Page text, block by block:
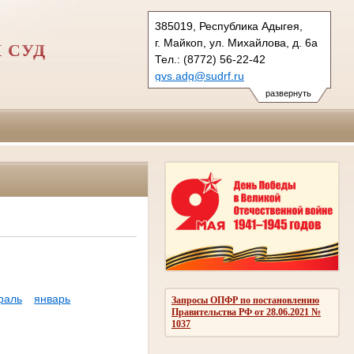
развернуть
385019, Республика Адыгея,
г. Майкоп, ул. Михайлова, д. 6а
Тел.: (8772) 56-22-42
gvs.adg@sudrf.ru
Запросы ОПФР по постановлению
Правительства РФ от 28.06.2021 №
1037
январь